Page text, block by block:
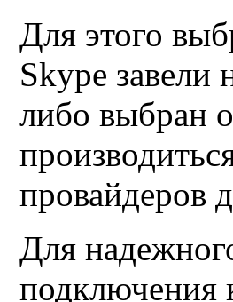
Для этого
Skype завели
либо выбран
провайдеров
Для
подключения